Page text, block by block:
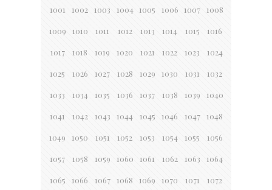
1001 1002 1003 1004 1005 1006 1007 1008
1009 1010 1011 1012 1013 1014 1015 1016
1017 1018 1019 1020 1021 1022 1023 1024
1025 1026 1027 1028 1029 1030 1031 1032
1033 1034 1035 1036 1037 1038 1039 1040
1041 1042 1043 1044 1045 1046 1047 1048
1049 1050 1051 1052 1053 1054 1055 1056
1057 1058 1059 1060 1061 1062 1063 1064
1065 1066 1067 1068 1069 1070 1071 1072